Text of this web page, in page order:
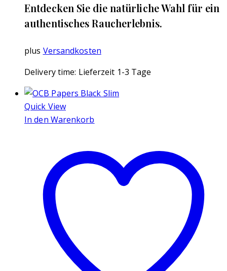
Entdecken Sie die natürliche Wahl für ein
authentisches Raucherlebnis.
plus Versandkosten
Delivery time: Lieferzeit 1-3 Tage
Quick View
In den Warenkorb